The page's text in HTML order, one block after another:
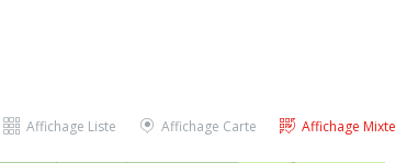
Affichage Mixte
Affichage Carte
Affichage Liste